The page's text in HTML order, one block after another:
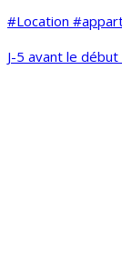
#Location
J-5 avant le